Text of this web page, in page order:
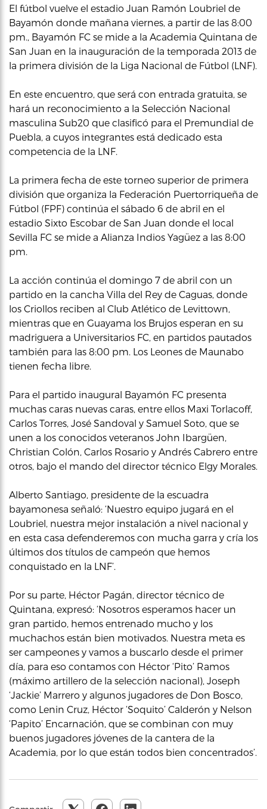
El fútbol vuelve el estadio Juan Ramón Loubriel de
Bayamón donde mañana viernes, a partir de las 8:00
pm., Bayamón FC se mide a la Academia Quintana de
San Juan en la inauguración de la temporada 2013 de
la primera división de la Liga Nacional de Fútbol (LNF).
En este encuentro, que será con entrada gratuita, se
hará un reconocimiento a la Selección Nacional
masculina Sub20 que clasificó para el Premundial de
Puebla, a cuyos integrantes está dedicado esta
competencia de la LNF.
La primera fecha de este torneo superior de primera
división que organiza la Federación Puertorriqueña de
Fútbol (FPF) continúa el sábado 6 de abril en el
estadio Sixto Escobar de San Juan donde el local
Sevilla FC se mide a Alianza Indios Yagüez a las 8:00
pm.
La acción continúa el domingo 7 de abril con un
partido en la cancha Villa del Rey de Caguas, donde
los Criollos reciben al Club Atlético de Levittown,
mientras que en Guayama los Brujos esperan en su
madriguera a Universitarios FC, en partidos pautados
también para las 8:00 pm. Los Leones de Maunabo
tienen fecha libre.
Para el partido inaugural Bayamón FC presenta
muchas caras nuevas caras, entre ellos Maxi Torlacoff,
Carlos Torres, José Sandoval y Samuel Soto, que se
unen a los conocidos veteranos John Ibargüen,
Christian Colón, Carlos Rosario y Andrés Cabrero entre
otros, bajo el mando del director técnico Elgy Morales.
Alberto Santiago, presidente de la escuadra
bayamonesa señaló: ‘Nuestro equipo jugará en el
Loubriel, nuestra mejor instalación a nivel nacional y
en esta casa defenderemos con mucha garra y cría los
últimos dos títulos de campeón que hemos
conquistado en la LNF’.
Por su parte, Héctor Pagán, director técnico de
Quintana, expresó: ‘Nosotros esperamos hacer un
gran partido, hemos entrenado mucho y los
muchachos están bien motivados. Nuestra meta es
ser campeones y vamos a buscarlo desde el primer
día, para eso contamos con Héctor ‘Pito’ Ramos
(máximo artillero de la selección nacional), Joseph
‘Jackie’ Marrero y algunos jugadores de Don Bosco,
como Lenin Cruz, Héctor ‘Soquito’ Calderón y Nelson
‘Papito’ Encarnación, que se combinan con muy
buenos jugadores jóvenes de la cantera de la
Academia, por lo que están todos bien concentrados’.